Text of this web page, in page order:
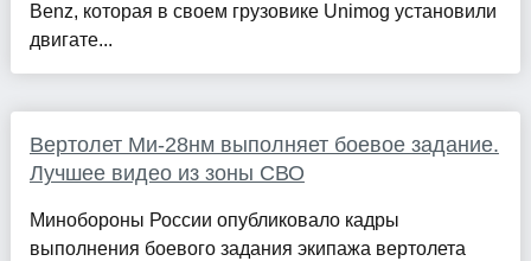
Benz, которая в своем грузовике Unimog установили
двигате...
Вертолет Ми-28нм выполняет боевое задание.
Лучшее видео из зоны СВО
Минобороны России опубликовало кадры
выполнения боевого задания экипажа вертолета